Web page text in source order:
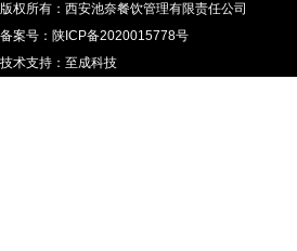
版权所有：西安池奈餐饮管理有限责任公司
备案号： 陕ICP备2020015778号
技术支持： 至成科技